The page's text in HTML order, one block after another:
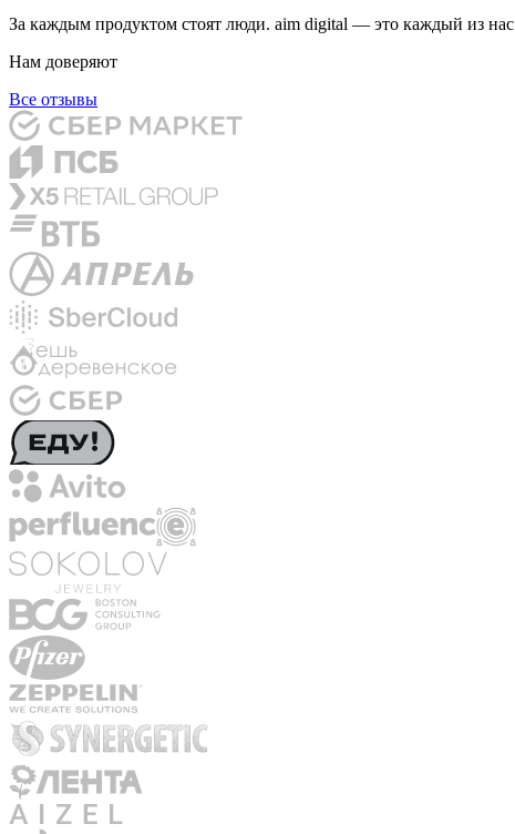
За каждым продуктом стоят люди. aim digital — это каждый из нас
Нам доверяют
Все отзывы